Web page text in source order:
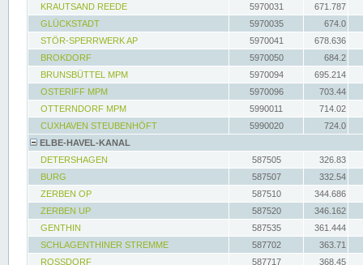
KRAUTSAND REEDE
5970031
671.787
GLÜCKSTADT
5970035
674.0
STÖR-SPERRWERK AP
5970041
678.636
BROKDORF
5970050
684.2
BRUNSBÜTTEL MPM
5970094
695.214
OSTERIFF MPM
5970096
703.44
OTTERNDORF MPM
5990011
714.02
CUXHAVEN STEUBENHÖFT
5990020
724.0
ELBE-HAVEL-KANAL
DETERSHAGEN
587505
326.83
BURG
587507
332.54
ZERBEN OP
587510
344.686
ZERBEN UP
587520
346.162
GENTHIN
587535
361.444
SCHLAGENTHINER STREMME
587702
363.71
ROSSDORF
587717 368.45